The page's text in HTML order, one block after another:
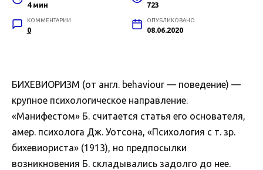
4 мин 723
КОММЕНТАРИИ
0
ОПУБЛИКОВАНО
08.06.2020
БИХЕВИОРИЗМ (от англ. behaviour — поведение) —
крупное психологическое направление.
«Манифестом» Б. считается статья его основателя,
амер. психолога Дж. Уотсона, «Психология с т. зр.
бихевиориста» (1913), но предпосылки
возникновения Б. складывались задолго до нее.